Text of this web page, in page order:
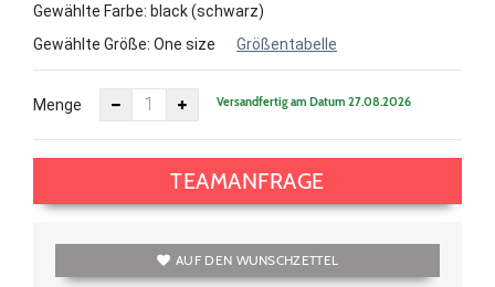
Gewählte Farbe: black (schwarz)
Gewählte Größe: One size Größentabelle
Menge Versandfertig am Datum 27.08.2026
TEAMANFRAGE
AUF DEN WUNSCHZETTEL